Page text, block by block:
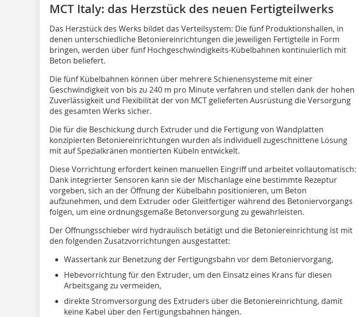
MCT Italy: das Herzstück des neuen Fertigteilwerks
Das Herzstück des Werks bildet das Verteilsystem: Die fünf Produktionshallen, in
denen unterschiedliche Betoniereinrichtungen die jeweiligen Fertigteile in Form
bringen, werden über fünf Hochgeschwindigkeits-Kübelbahnen kontinuierlich mit
Beton beliefert.
Die fünf Kübelbahnen können über mehrere Schienensysteme mit einer
Geschwindigkeit von bis zu 240 m pro Minute verfahren und stellen dank der hohen
Zuverlässigkeit und Flexibilität der von MCT gelieferten Ausrüstung die Versorgung
des gesamten Werks sicher.
Die für die Beschickung durch Extruder und die Fertigung von Wandplatten
konzipierten Betoniereinrichtungen wurden als individuell zugeschnittene Lösung
mit auf Spezialkränen montierten Kübeln entwickelt.
Diese Vorrichtung erfordert keinen manuellen Eingriff und arbeitet vollautomatisch:
Dank integrierter Sensoren kann sie der Mischanlage eine bestimmte Rezeptur
vorgeben, sich an der Öffnung der Kübelbahn positionieren, um Beton
aufzunehmen, und dem Extruder oder Gleitfertiger während des Betoniervorgangs
folgen, um eine ordnungsgemäße Betonversorgung zu gewährleisten.
Der Öffnungsschieber wird hydraulisch betätigt und die Betoniereinrichtung ist mit
den folgenden Zusatzvorrichtungen ausgestattet:
Wassertank zur Benetzung der Fertigungsbahn vor dem Betoniervorgang,
Hebevorrichtung für den Extruder, um den Einsatz eines Krans für diesen
Arbeitsgang zu vermeiden,
direkte Stromversorgung des Extruders über die Betoniereinrichtung, damit
keine Kabel über den Fertigungsbahnen hängen.